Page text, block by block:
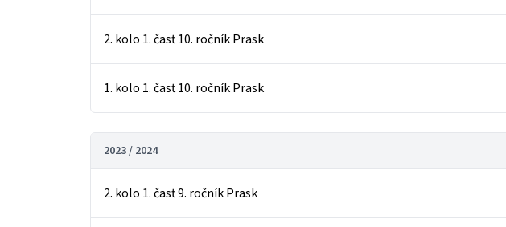
2. kolo 1. časť 10. ročník Prask
1. kolo 1. časť 10. ročník Prask
2023 / 2024
2. kolo 1. časť 9. ročník Prask